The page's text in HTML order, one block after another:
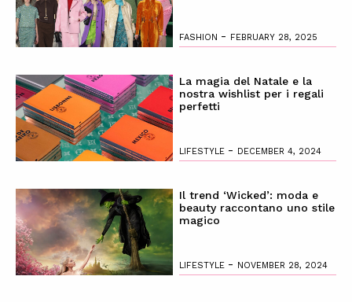
FASHION - FEBRUARY 28, 2025
La magia del Natale e la
nostra wishlist per i regali
perfetti
LIFESTYLE - DECEMBER 4, 2024
Il trend ‘Wicked’: moda e
beauty raccontano uno stile
magico
LIFESTYLE - NOVEMBER 28, 2024